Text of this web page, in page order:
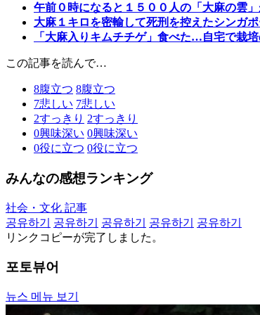
午前０時になると１５００人の「大麻の雲
大麻１キロを密輸して死刑を控えたシンガ
「大麻入りキムチチゲ」食べた…自宅で栽
この記事を読んで…
8腹立つ 8腹立つ
7悲しい 7悲しい
2すっきり 2すっきり
0興味深い 0興味深い
0役に立つ 0役に立つ
みんなの感想ランキング
社会・文化 記事
공유하기
공유하기 공유하기 공유하기
공유하기
リンクコピーが完了しました。
포토뷰어
뉴스 메뉴 보기